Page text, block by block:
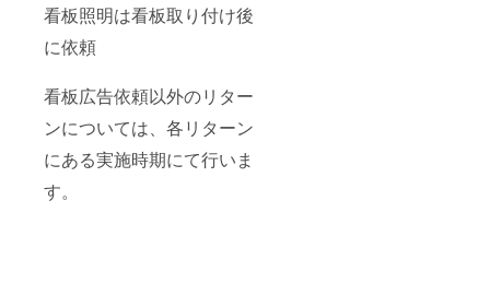
看板照明は看板取り付け後
に依頼
看板広告依頼以外のリター
ンについては、各リターン
にある実施時期にて行いま
す。